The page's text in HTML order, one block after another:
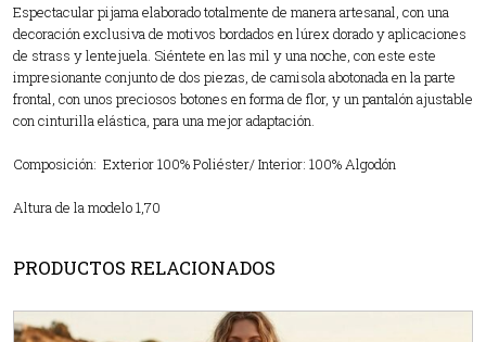
Espectacular pijama elaborado totalmente de manera artesanal, con una
decoración exclusiva de motivos bordados en lúrex dorado y aplicaciones
de strass y lentejuela. Siéntete en las mil y una noche, con este este
impresionante conjunto de dos piezas, de camisola abotonada en la parte
frontal, con unos preciosos botones en forma de flor, y un pantalón ajustable
con cinturilla elástica, para una mejor adaptación.
Composición: Exterior 100% Poliéster/ Interior: 100% Algodón
Altura de la modelo 1,70
PRODUCTOS RELACIONADOS